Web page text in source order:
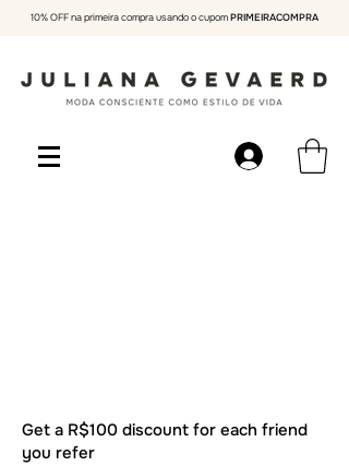
10% OFF na primeira compra usando o cupomPRIMEIRACOMPRA
Get a R$100 discount for each friend
you refer